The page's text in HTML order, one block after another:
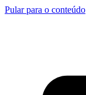
Pular para o conteúdo